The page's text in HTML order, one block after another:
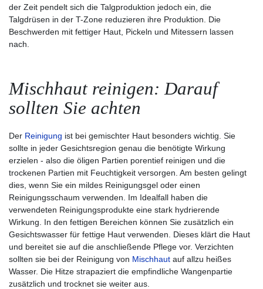
der Zeit pendelt sich die Talgproduktion jedoch ein, die
Talgdrüsen in der T-Zone reduzieren ihre Produktion. Die
Beschwerden mit fettiger Haut, Pickeln und Mitessern lassen
nach.
Mischhaut reinigen: Darauf
sollten Sie achten
Der Reinigung ist bei gemischter Haut besonders wichtig. Sie
sollte in jeder Gesichtsregion genau die benötigte Wirkung
erzielen - also die öligen Partien porentief reinigen und die
trockenen Partien mit Feuchtigkeit versorgen. Am besten gelingt
dies, wenn Sie ein mildes Reinigungsgel oder einen
Reinigungsschaum verwenden. Im Idealfall haben die
verwendeten Reinigungsprodukte eine stark hydrierende
Wirkung. In den fettigen Bereichen können Sie zusätzlich ein
Gesichtswasser für fettige Haut verwenden. Dieses klärt die Haut
und bereitet sie auf die anschließende Pflege vor. Verzichten
sollten sie bei der Reinigung von Mischhaut auf allzu heißes
Wasser. Die Hitze strapaziert die empfindliche Wangenpartie
zusätzlich und trocknet sie weiter aus.